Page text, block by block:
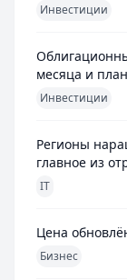
Инвестиции
месяца и
Инвестиции
Регионы
главное из
IT
Цена
Бизнес